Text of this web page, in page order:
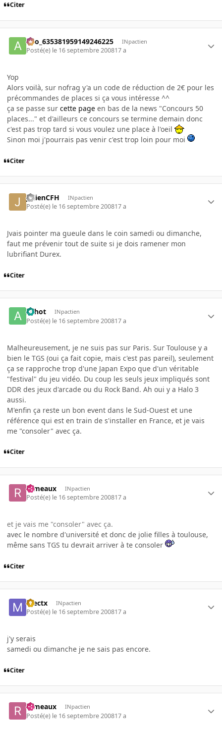
Citer
ano_635381959149246225 INpactien
Posté(e) le 16 septembre 200817 a
Yop
Alors voilà, sur nofrag y'a un code de réduction de 2€ pour les
précommandes de places si ça vous intéresse ^^
ça se passe sur cette page en bas de la news "Concours 50
places..." et d'ailleurs ce concours se termine demain donc
c'est pas trop tard si vous voulez une place à l'oeil
Sinon moi j'pourrais pas venir c'est trop loin pour moi
Citer
JulienCFH INpactien
Posté(e) le 16 septembre 200817 a
Jvais pointer ma gueule dans le coin samedi ou dimanche,
faut me prévenir tout de suite si je dois ramener mon
lubrifiant Durex.
Citer
Athot INpactien
Posté(e) le 16 septembre 200817 a
Malheureusement, je ne suis pas sur Paris. Sur Toulouse y a
bien le TGS (oui ça fait copie, mais c'est pas pareil), seulement
ça se rapproche trop d'une Japan Expo que d'un véritable
"festival" du jeu vidéo. Du coup les seuls jeux impliqués sont
DDR des jeux d'arcade ou du Rock Band. Ah oui y a Halo 3
aussi.
M'enfin ça reste un bon event dans le Sud-Ouest et une
référence qui est en train de s'installer en France, et je vais
me "consoler" avec ça.
Citer
rameaux INpactien
Posté(e) le 16 septembre 200817 a
et je vais me "consoler" avec ça.
avec le nombre d'université et donc de jolie filles à toulouse,
même sans TGS tu devrait arriver à te consoler
Citer
mectx INpactien
Posté(e) le 16 septembre 200817 a
j'y serais
samedi ou dimanche je ne sais pas encore.
Citer
rameaux INpactien
Posté(e) le 16 septembre 200817 a